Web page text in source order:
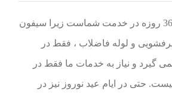
ما آچاگ 24 ساعته 365 روزه در خدمت شماست زیرا سیفون
و لوله فاضلاب ، فقط در
گیرد و نیاز به خدمات ما فقط در
حتی در ایام عید نوروز نیز در